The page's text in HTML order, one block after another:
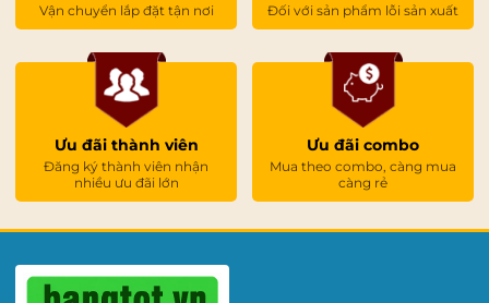
Vận chuyển lắp đặt tận nơi Đối với sản phẩm lỗi sản xuất
Ưu đãi thành viên
Đăng ký thành viên nhận
nhiều ưu đãi lớn
Ưu đãi combo
Mua theo combo, càng mua
càng rẻ